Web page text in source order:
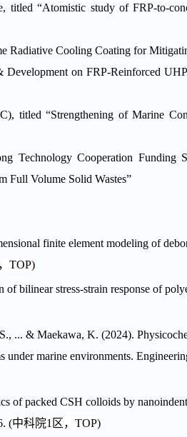
“Atomistic study of FRP-to-
Radiative Cooling Coating for
Development on FRP-Reinforced
titled “Strengthening of Marine
Technology Cooperation Funding
Full Volume Solid Wastes”
finite element modeling of
TOP)
of bilinear stress-strain response of
... & Maekawa, K. (2024).
under marine environments.
of packed CSH colloids by
(中科院1 区， TOP)